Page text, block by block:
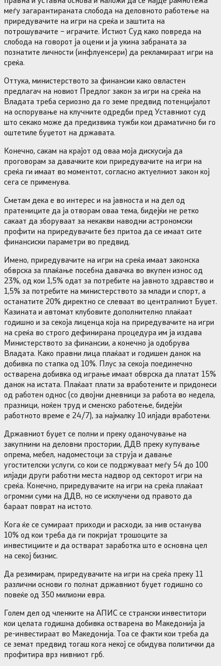
меѓу загарантираната слобода на деловното работење на
приредувачите на игри на среќа и заштита на
потрошувачите – играчите. Истиот Суд како повреда на
слобода на говорот ја оцени и ја укина забраната за
познатите личности (инфлуенсери) да рекламираат игри на
среќа.
Оттука, министерството за финансии како овластен
предлагач на новиот Предлог закон за игри на среќа на
Владата треба сериозно да го земе предвид потенцијалот
на оспорување на клучните одредби пред Уставниот суд
што секако може да предизвика тужби кои драматично би го
оштетиле буџетот на државата.
Конечно, сакам на крајот од оваа моја дискусија да
проговорам за давачките кои приредувачите на игри на
среќа ги имаат во моментот, согласно актуелниот закон кој
сега се применува.
Сметам дека е во интерес и на јавноста и на дел од
пратениците да ја отворам оваа тема, бидејќи не ретко
сакаат да зборуваат за некакви наводни астрономски
профити на приредувачите без притоа да се имаат сите
финансиски параметри во предвид.
Имено, приредувачите на игри на среќа имаат законска
обврска за плаќање посебна давачка во вкупен износ од
23%, од кои 1,5% одат за потребите на јавното здравство и
1,5% за потребите на министерството за млади и спорт, а
останатите 20% директно се слеваат во централниот Буџет.
Казината и автомат клубовите дополнително плаќаат
годишно и за секоја лиценца која на приредувачите на игри
на среќа во строго дефинирана процедура им ја издава
Министерството за финансии, а конечно ја одобрува
Владата. Како правни лица плаќаат и годишен данок на
добивка по стапка од 10%. Плус за секоја поединечно
остварена добивка од играње имаат обврска да платат 15%
данок на истата. Плаќаат плати за вработените и придонеси
од работен однос (со двојни дневници за работа во недела,
празници, ноќен труд и сменско работење, бидејќи
работното време е 24/7), за најмалку 10 илјади вработени.
Државниот буџет се полни и преку оданочување на
закупнини на деловни простории, ДДВ преку купување
опрема, мебел, надоместоци за струја и давање
угостителски услуги, со кои се подржуваат меѓу 54 до 100
илјади други работни места надвор од секторот игри на
среќа. Конечно, приредувачите на игри на среќа плаќаат
огромни суми на ДДВ, но се исклучени од правото да
бараат поврат на истото.
Кога ќе се сумираат приходи и расходи, за нив останува
10% од кои треба да ги покријат трошоците за
инвестициите и да остварат заработка што е основна цел
на секој бизнис.
Да резимирам, приредувачите на игри на среќа преку 11
различни основи го полнат државниот буџет годишно со
повеќе од 350 милиони евра.
Голем дел од членките на АПИС се странски инвеститори
кои целата годишна добивка остварена во Македонија ја
ре-инвестираат во Македонија. Тоа се факти кои треба да
се земат предвид тогаш кога некој се обидува политички да
профитира врз нивниот грб.